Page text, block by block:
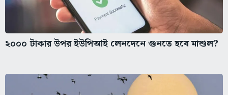
২০০০ টাকার উপর ইউপিআই লেনদেনে গুনতে হবে মাশুল?